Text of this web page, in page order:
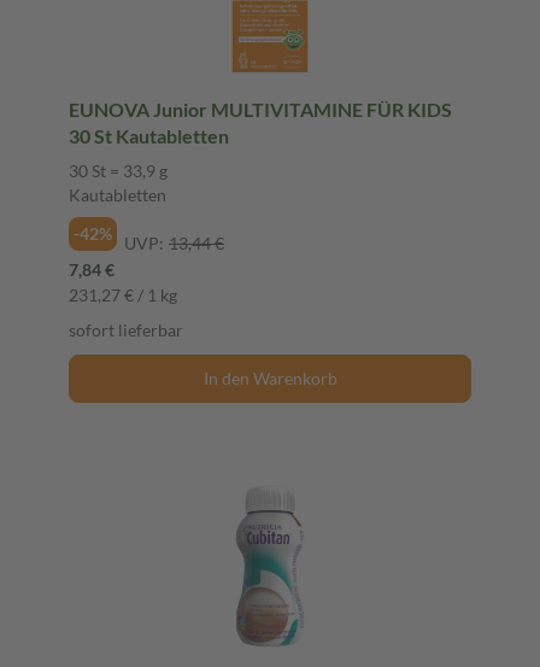
EUNOVA Junior MULTIVITAMINE FÜR KIDS
30 St Kautabletten
30 St = 33,9 g
Kautabletten
-42%
UVP: 13,44 €
7,84 €
231,27 € / 1 kg
sofort lieferbar
In den Warenkorb